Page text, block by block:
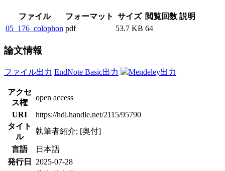
ファイル フォーマット サイズ 閲覧回数 説明
05_176_colophon pdf 53.7 KB 64
論文情報
ファイル出力 EndNote Basic出力 Mendeley出力
アクセ
ス権
open access
URI
https://hdl.handle.net/2115/95790
タイト
ル
執筆者紹介; [奥付]
言語
日本語
発行日
2025-07-28